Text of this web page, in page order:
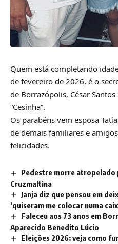
Quem está completando
de fevereiro de 2026, é o
de Borrazópolis, César
“Cesinha”.
Os parabéns vem esposa
de demais familiares e
felicidades.
Pedestre morre atropelado
Cruzmaltina
Janja diz que pensou em
‘quiseram me colocar numa
Faleceu aos 73 anos em
Aparecido Benedito Lúcio
Eleições 2026: veja como